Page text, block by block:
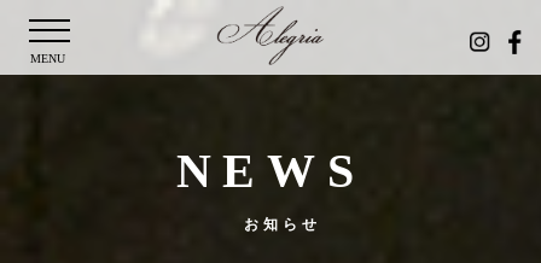
MENU
NEWS
お知らせ